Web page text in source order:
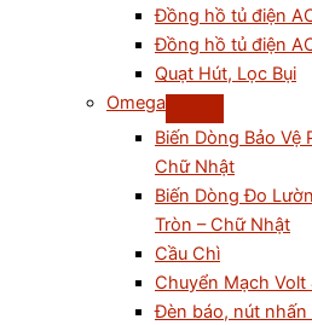
Đồng hồ tủ điện
Đồng hồ tủ điện
Quạt Hút, Lọc Bụi
Omega
Biến Dòng Bảo Vệ
Chữ Nhật
Biến Dòng Đo
Tròn – Chữ Nhật
Cầu Chì
Chuyển Mạch Volt
Đèn báo, nút